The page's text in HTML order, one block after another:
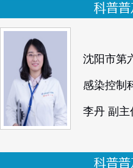
沈阳市第
感染控制
李丹 副主